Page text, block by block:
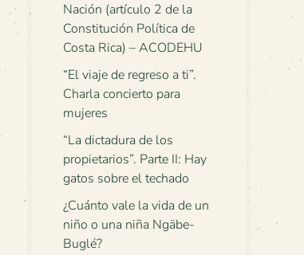
Nación (artículo 2 de la
Constitución Política de
Costa Rica) – ACODEHU
“El viaje de regreso a ti”.
Charla concierto para
mujeres
“La dictadura de los
propietarios”. Parte II: Hay
gatos sobre el techado
¿Cuánto vale la vida de un
niño o una niña Ngäbe-
Buglé?